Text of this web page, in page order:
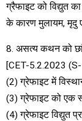
ग्रैफाइट को विद्युत
के कारण मुलायम, मृदु
8. असत्य कथन को
[CET-5.2.2023 (S-
(2) ग्रेफाइट में
(3) ग्रेफाइट को एक
(4) ग्रेफाइट विद्युत